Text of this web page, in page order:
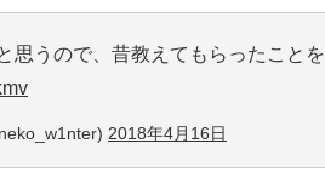
思うので、昔教えてもらったことを
2018年4月16日